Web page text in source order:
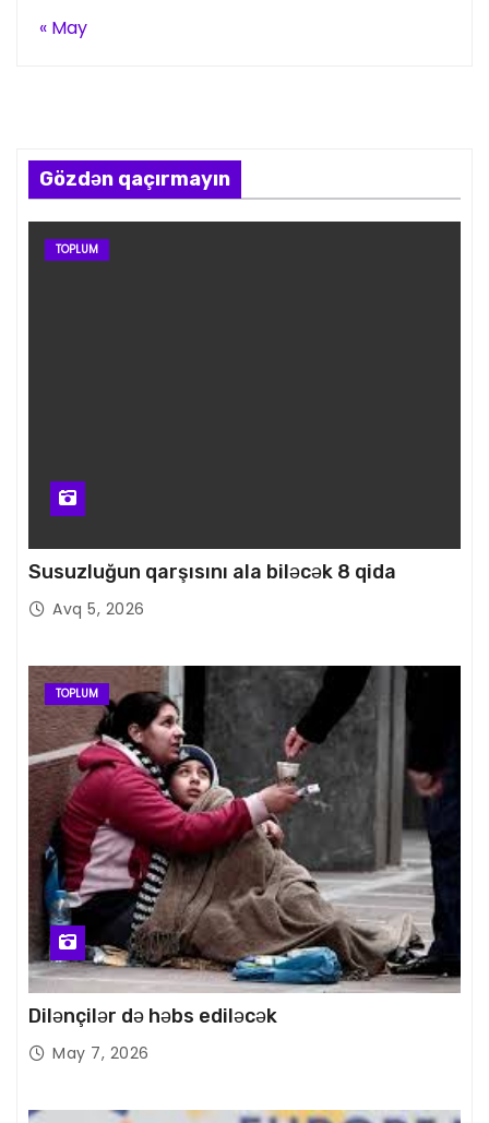
« May
Gözdən qaçırmayın
TOPLUM
Susuzluğun qarşısını ala biləcək 8 qida
Avq 5, 2026
TOPLUM
Dilənçilər də həbs ediləcək
May 7, 2026